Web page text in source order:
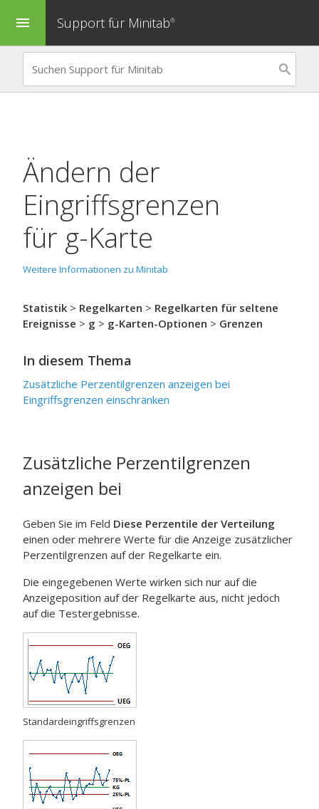
menu Support für Minitab®
Ändern der
Eingriffsgrenzen
für g-Karte
Weitere Informationen zu Minitab
Statistik > Regelkarten > Regelkarten für seltene
Ereignisse > g > g-Karten-Optionen > Grenzen
In diesem Thema
Zusätzliche Perzentilgrenzen anzeigen bei
Eingriffsgrenzen einschränken
Zusätzliche Perzentilgrenzen
anzeigen bei
Geben Sie im Feld Diese Perzentile der Verteilung
einen oder mehrere Werte für die Anzeige zusätzlicher
Perzentilgrenzen auf der Regelkarte ein.
Die eingegebenen Werte wirken sich nur auf die
Anzeigeposition auf der Regelkarte aus, nicht jedoch
auf die Testergebnisse.
Standardeingriffsgrenzen